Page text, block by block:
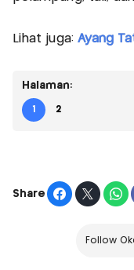
Lihat juga: Ayang
Halaman:
1 2
Share
Follow